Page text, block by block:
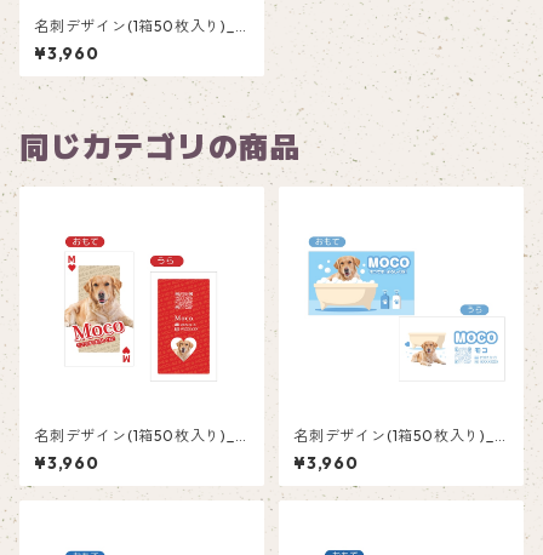
名刺デザイン(1箱50枚入り)_
向日葵_SF002
¥3,960
同じカテゴリの商品
名刺デザイン(1箱50枚入り)_
トランプ_TRR001
¥3,960
名刺デザイン(1箱50枚入り)_
バスルーム_BLB002
¥3,960